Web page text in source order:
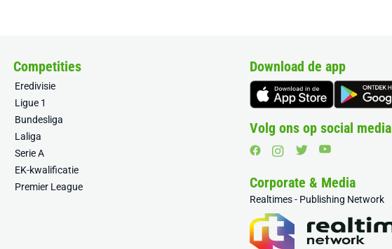
Competities
Eredivisie
Ligue 1
Bundesliga
Laliga
Serie A
EK-kwalificatie
Premier League
Download de app
Volg ons op social media
Corporate & Media
Realtimes - Publishing Network